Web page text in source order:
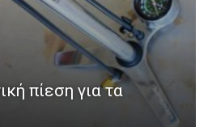
πίεση για τα